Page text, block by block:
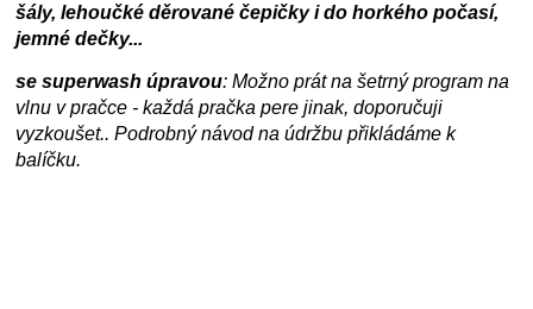
šály, lehoučké děrované čepičky i do horkého počasí,
jemné dečky...
se superwash úpravou: Možno prát na šetrný program na
vlnu v pračce - každá pračka pere jinak, doporučuji
vyzkoušet.. Podrobný návod na údržbu přikládáme k
balíčku.